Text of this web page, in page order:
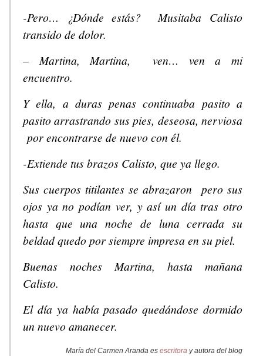
-Pero… ¿Dónde estás? Musitaba Calisto
transido de dolor.
– Martina, Martina, ven… ven a mi
encuentro.
Y ella, a duras penas continuaba pasito a
pasito arrastrando sus pies, deseosa, nerviosa
por encontrarse de nuevo con él.
-Extiende tus brazos Calisto, que ya llego.
Sus cuerpos titilantes se abrazaron pero sus
ojos ya no podían ver, y así un día tras otro
hasta que una noche de luna cerrada su
beldad quedo por siempre impresa en su piel.
Buenas noches Martina, hasta mañana
Calisto.
El día ya había pasado quedándose dormido
un nuevo amanecer.
María del Carmen Aranda es escritora y autora del blog